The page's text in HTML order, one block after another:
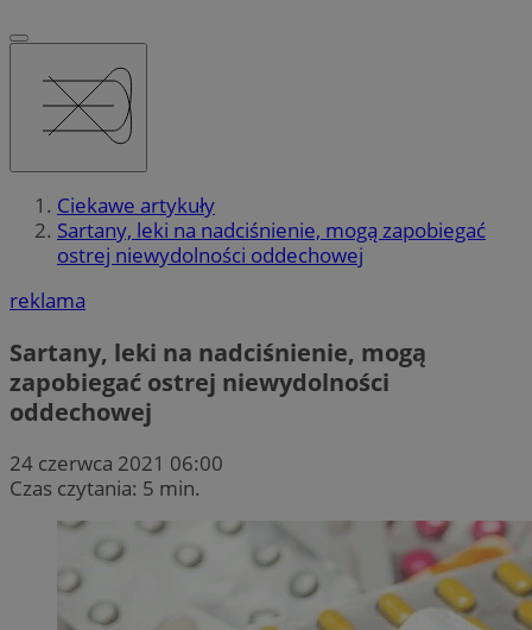
Ciekawe artykuły
Sartany, leki na nadciśnienie, mogą zapobiegać
ostrej niewydolności oddechowej
reklama
Sartany, leki na nadciśnienie, mogą
zapobiegać ostrej niewydolności
oddechowej
24 czerwca 2021 06:00
Czas czytania: 5 min.